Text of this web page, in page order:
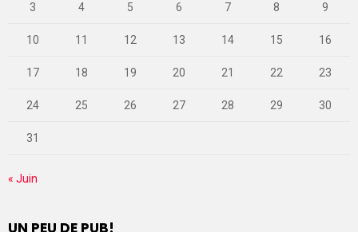
3 4 5 6 7 8 9
10 11 12 13 14 15 16
17 18 19 20 21 22 23
24 25 26 27 28 29 30
31
« Juin